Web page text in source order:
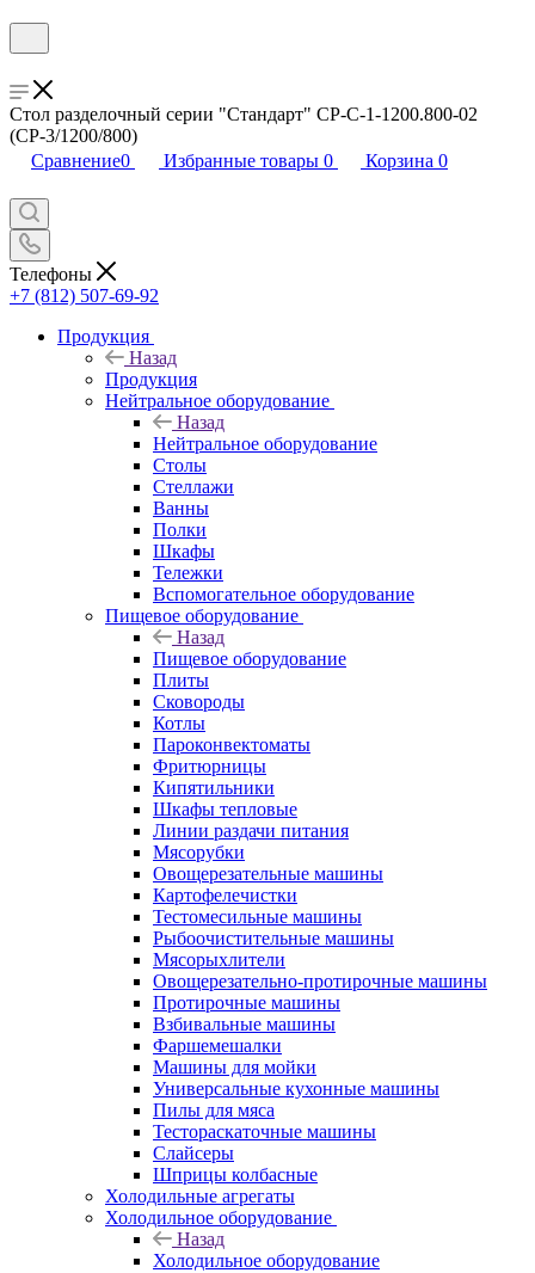
Стол разделочный серии "Стандарт" СР-С-1-1200.800-02
(СР-3/1200/800)
Сравнение0 Избранные товары 0 Корзина 0
Телефоны
+7 (812) 507-69-92
Продукция
Назад
Продукция
Нейтральное оборудование
Назад
Нейтральное оборудование
Столы
Стеллажи
Ванны
Полки
Шкафы
Тележки
Вспомогательное оборудование
Пищевое оборудование
Назад
Пищевое оборудование
Плиты
Сковороды
Котлы
Пароконвектоматы
Фритюрницы
Кипятильники
Шкафы тепловые
Линии раздачи питания
Мясорубки
Овощерезательные машины
Картофелечистки
Тестомесильные машины
Рыбоочистительные машины
Мясорыхлители
Овощерезательно-протирочные машины
Протирочные машины
Взбивальные машины
Фаршемешалки
Машины для мойки
Универсальные кухонные машины
Пилы для мяса
Тестораскаточные машины
Слайсеры
Шприцы колбасные
Холодильные агрегаты
Холодильное оборудование
Назад
Холодильное оборудование